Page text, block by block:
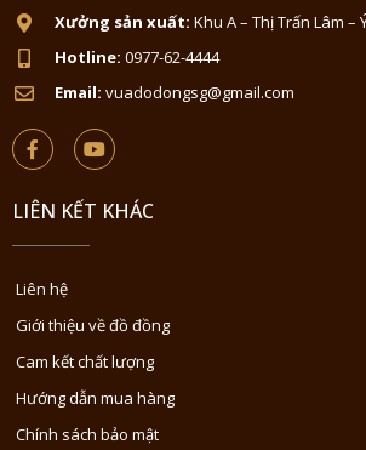
Xưởng sản xuất: Khu A – Thị Trấn Lâm –
Hotline: 0977-62-4444
Email: vuadodongsg@gmail.com
LIÊN KẾT KHÁC
Liên hệ
Giới thiệu về đồ đồng
Cam kết chất lượng
Hướng dẫn mua hàng
Chính sách bảo mật